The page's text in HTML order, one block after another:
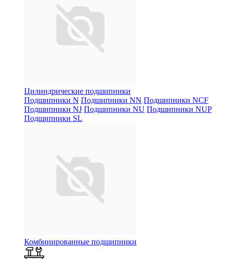
Цилиндрические подшипники
Подшипники N Подшипники NN Подшипники NCF
Подшипники NJ Подшипники NU Подшипники NUP
Подшипники SL
Комбинированные подшипники